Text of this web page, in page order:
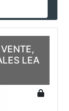
LEA